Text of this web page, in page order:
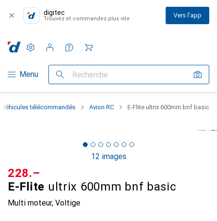
digitec
Trouvez et commandez plus vite Vers l'app
Navigation par catégorie
Menu Recherche
Paramètres
Compte client
Listes de comparaison
Listes d'envies
Panier
Véhicules télécommandés Avion RC E-Flite ultrix 600mm bnf basic
12 images
E-Flite ultrix 600mm bnf basic
Multi moteur, Voltige
CHF
228.–